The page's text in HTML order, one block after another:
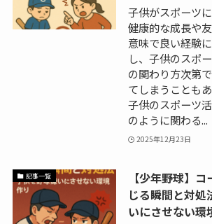
子供がスポーツ
健康的な成長や
意味で良い経験
し、子供のスポ
の関わり方次第
てしまうことも
子供のスポーツ
のように関わる...
2025年12月23日
記事一覧
【少年野球】
じる瞬間と対
いにさせない環